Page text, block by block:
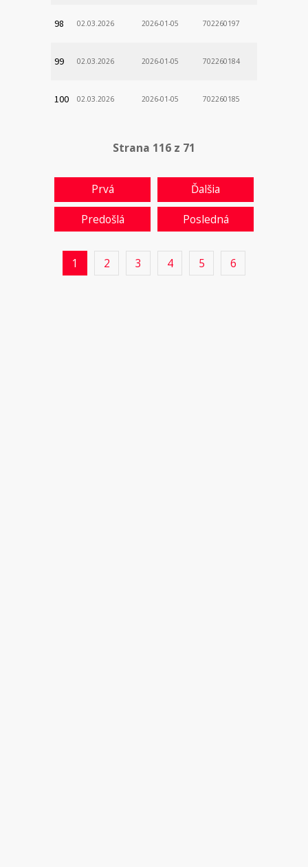
98 02.03.2026 2026-01-05 702260197
99 02.03.2026 2026-01-05 702260184
100 02.03.2026 2026-01-05 702260185
Strana 116 z 71
Prvá
Predošlá
1 2 3 4 5 6
Ďalšia
Posledná